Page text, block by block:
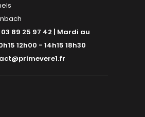
03 89 25 97 42 | Mardi au
12h00 - 14h15 18h30